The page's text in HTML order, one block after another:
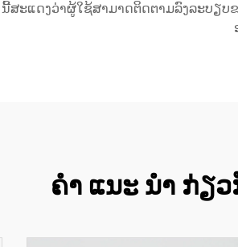
ສະແດງວ່າຜູ້ໃຊ້ສາມາດຕິດຕາມລົງລະບຽ
ຄໍາ ແນະ ນໍາ ກ່ຽ